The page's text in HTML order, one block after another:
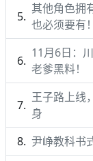
其他角色拥
也必须要有！
11月6日：
老爹黑料！
王子路上线
身
尹峥教科书